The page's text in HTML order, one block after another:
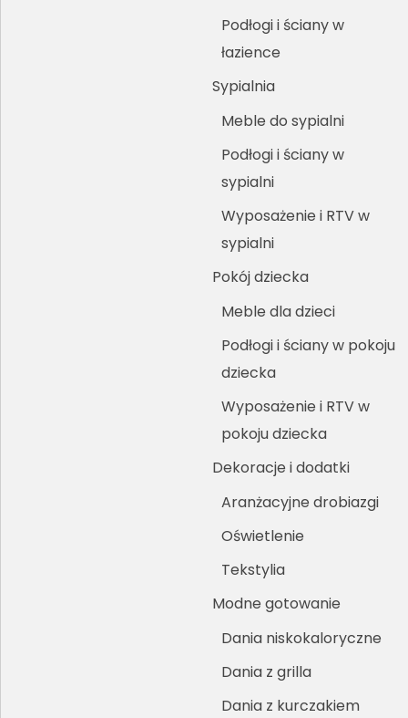
Podłogi i ściany w
łazience
Sypialnia
Meble do sypialni
Podłogi i ściany w
sypialni
Wyposażenie i RTV w
sypialni
Pokój dziecka
Meble dla dzieci
Podłogi i ściany w pokoju
dziecka
Wyposażenie i RTV w
pokoju dziecka
Dekoracje i dodatki
Aranżacyjne drobiazgi
Oświetlenie
Tekstylia
Modne gotowanie
Dania niskokaloryczne
Dania z grilla
Dania z kurczakiem